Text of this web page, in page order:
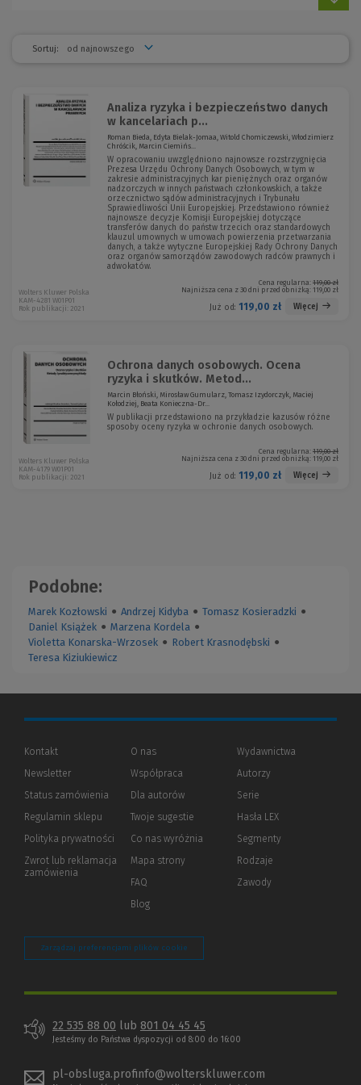
Sortuj:
Analiza ryzyka i bezpieczeństwo danych
w kancelariach p...
Roman Bieda, Edyta Bielak-Jomaa, Witold Chomiczewski, Włodzimierz
Chróścik, Marcin Ciemińs...
W opracowaniu uwzględniono najnowsze rozstrzygnięcia
Prezesa Urzędu Ochrony Danych Osobowych, w tym w
zakresie administracyjnych kar pieniężnych oraz organów
nadzorczych w innych państwach członkowskich, a także
orzecznictwo sądów administracyjnych i Trybunału
Sprawiedliwości Unii Europejskiej. Przedstawiono również
najnowsze decyzje Komisji Europejskiej dotyczące
transferów danych do państw trzecich oraz standardowych
klauzul umownych w umowach powierzenia przetwarzania
danych, a także wytyczne Europejskiej Rady Ochrony Danych
oraz organów samorządów zawodowych radców prawnych i
adwokatów.
Cena regularna: 119,00 zł
Najniższa cena z 30 dni przed obniżką: 119,00 zł
Już od: 119,00 zł Więcej
Wolters Kluwer Polska
KAM-4281 W01P01
Rok publikacji: 2021
Ochrona danych osobowych. Ocena
ryzyka i skutków. Metod...
Marcin Błoński, Mirosław Gumularz, Tomasz Izydorczyk, Maciej
Kołodziej, Beata Konieczna-Dr...
W publikacji przedstawiono na przykładzie kazusów różne
sposoby oceny ryzyka w ochronie danych osobowych.
Cena regularna: 119,00 zł
Najniższa cena z 30 dni przed obniżką: 119,00 zł
Już od: 119,00 zł Więcej
Wolters Kluwer Polska
KAM-4179 W01P01
Rok publikacji: 2021
Podobne:
Marek Kozłowski ● Andrzej Kidyba ● Tomasz Kosieradzki ●
Daniel Książek ● Marzena Kordela ●
Violetta Konarska-Wrzosek ● Robert Krasnodębski ●
Teresa Kiziukiewicz
Kontakt
Newsletter
Status zamówienia
Regulamin sklepu
Polityka prywatności (Nowe
(Link
innej
Zwrot lub reklamacja
zamówienia
O nas
Współpraca
Dla autorów(Nowe
(Link
innej
strony)
Twoje sugestie
Co nas wyróżnia
Mapa strony
FAQ
Blog
Wydawnictwa
Autorzy
Serie
Hasła LEX
Segmenty
Rodzaje
Zawody
Zarządzaj preferencjami plików cookie
22 535 88 00 lub 801 04 45 45
Jesteśmy do Państwa dyspozycji od 8:00 do 16:00
pl-obsluga.profinfo@wolterskluwer.com